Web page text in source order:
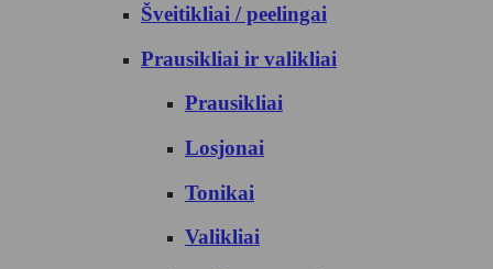
Šveitikliai / peelingai
Prausikliai ir valikliai
Prausikliai
Losjonai
Tonikai
Valikliai